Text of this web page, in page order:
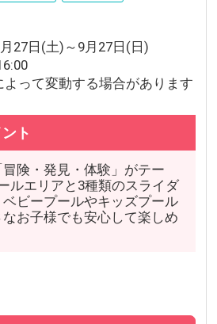
27日(土)～9月27日(日)
って変動する場合があります
ト
険・発見・体験」がテー
ルエリアと3種類のスライダ
ビープールやキッズプール
お子様でも安心して楽しめ